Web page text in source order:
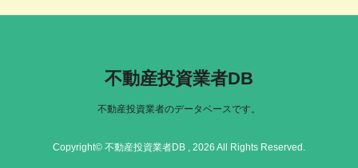
不動産投資業者DB
不動産投資業者のデータベースです。
Copyright© 不動産投資業者DB , 2026 All Rights Reserved.